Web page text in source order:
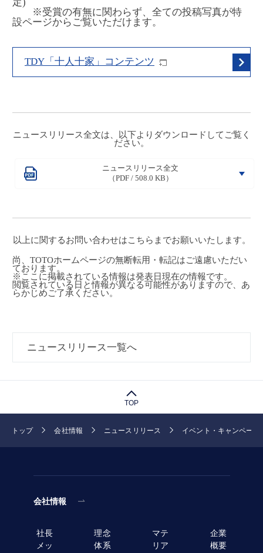
※受賞の有無に関わらず、全ての投稿写真が特
設ページからご覧いただけます。
TDY「十人十家」コンテンツ
ニュースリリース全文は、以下よりダウンロードしてご覧く
ださい。
ニュースリリース全文
（PDF / 508.0 KB）
以上に関するお問い合わせはこちら までお願いいたします。
尚、TOTOホームページの無断転用・転記はご遠慮いただい
ております。
※ここに掲載されている情報は発表日現在の情報です。
閲覧されている日と情報が異なる可能性がありますので、あ
らかじめご了承ください。
ニュースリリース一覧へ
TOP
トップ 会社情報 ニュースリリース イベント・キャンペーン
会社情報
社長
メッ
理念
体系
マテ
リア
企業
概要